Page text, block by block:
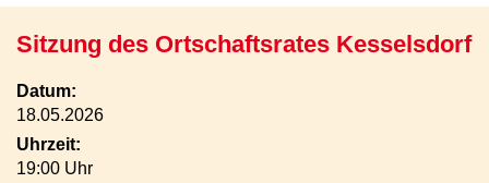
Sitzung des Ortschaftsrates Kesselsdorf
Datum:
18.05.2026
Uhrzeit:
19:00 Uhr